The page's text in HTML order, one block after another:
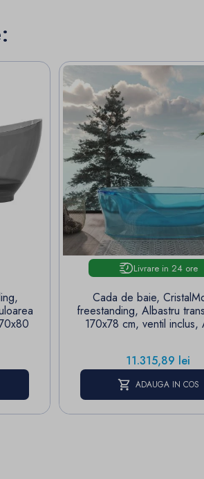
Livrare in 24 ore
Cada de baie,
freestanding, Albastru
170x78 cm, ventil inclus,
Pret
11.315,89 lei
ADAUGA IN COS